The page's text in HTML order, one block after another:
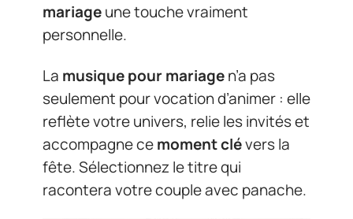
mariageune touche vraiment
personnelle.
La musique pour mariagen’a pas
seulement pour vocation d’animer : elle
reflète votre univers, relie les invités et
accompagne cemoment clévers la
fête. Sélectionnez le titre qui
racontera votre couple avec panache.